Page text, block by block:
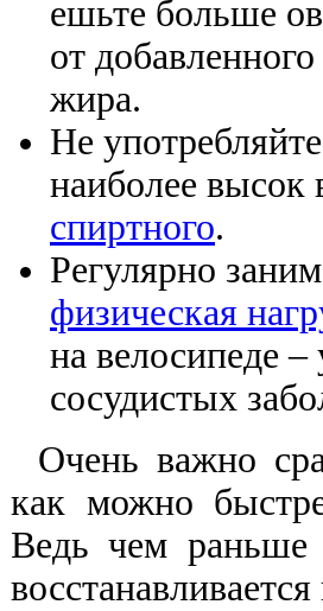
ешьте больше
от
жира.
Не
наиболее
спиртного.
Регулярно
физическая
на велосипеде
сосудистых
Очень важно
как можно
Ведь чем раньше